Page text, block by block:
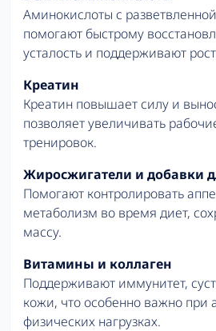
Аминокислоты с
помогают быстрому
усталость и поддерживают
Креатин
Креатин повышает силу и
позволяет увеличивать
тренировок.
Жиросжигатели и добавки
Помогают контролировать
метаболизм во время диет,
массу.
Витамины и коллаген
Поддерживают иммунитет,
кожи, что особенно важно при
физических нагрузках.